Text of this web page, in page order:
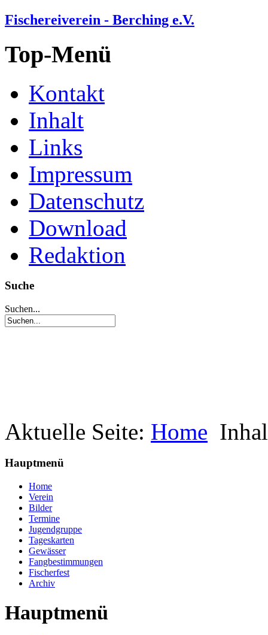
Fischereiverein - Berching e.V.
Top-Menü
Kontakt
Inhalt
Links
Impressum
Datenschutz
Download
Redaktion
Suche
Suchen...
Aktuelle Seite: Home
Hauptmenü
Home
Verein
Bilder
Termine
Jugendgruppe
Tageskarten
Gewässer
Fangbestimmungen
Fischerfest
Archiv
Hauptmenü